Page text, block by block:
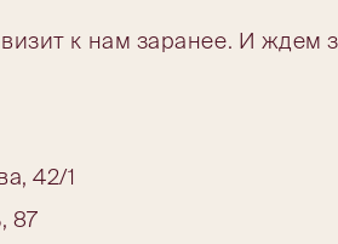
к нам заранее. И
42/1
87